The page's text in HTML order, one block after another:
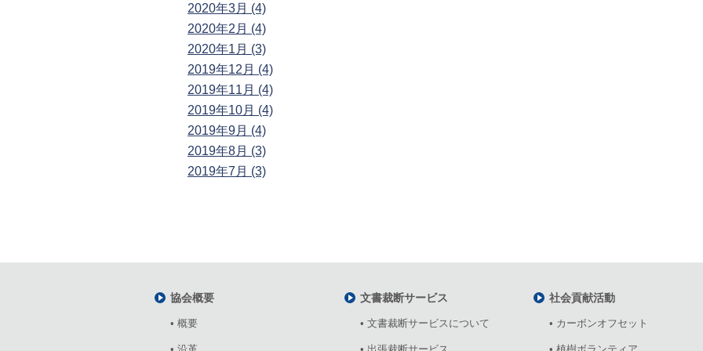
2020年3月 (4)
2020年2月 (4)
2020年1月 (3)
2019年12月 (4)
2019年11月 (4)
2019年10月 (4)
2019年9月 (4)
2019年8月 (3)
2019年7月 (3)
協会概要
• 概要
文書裁断サービス
• 文書裁断サービスについて
社会貢献活動
• カーボンオフセット